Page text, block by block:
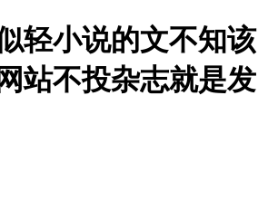
轻小说的文不知该
站不投杂志就是发